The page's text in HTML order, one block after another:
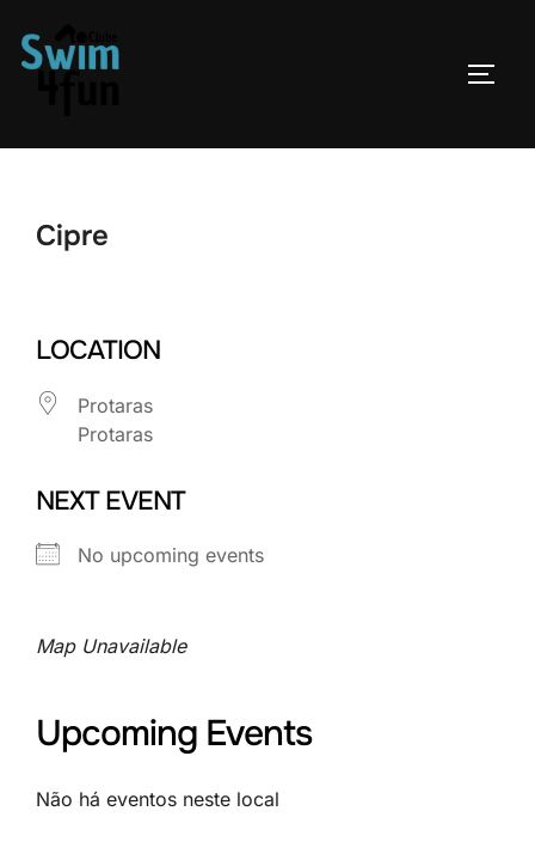
Cipre
LOCATION
Protaras
Protaras
NEXT EVENT
No upcoming events
Map Unavailable
Upcoming Events
Não há eventos neste local